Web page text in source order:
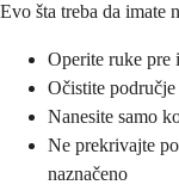
Evo šta treba da imate
Operite ruke pre
Očistite
Nanesite samo
Ne prekrivajte
naznačeno